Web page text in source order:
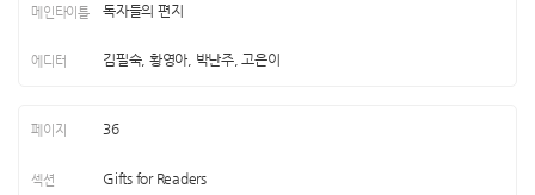
독자들의 편지
김필숙, 황영아, 박난주, 고은이
36
Gifts for Readers